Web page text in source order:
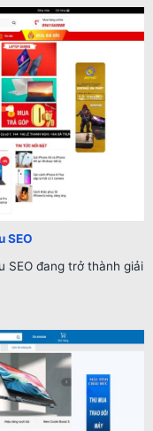
SEO
SEO đang trở thành giải